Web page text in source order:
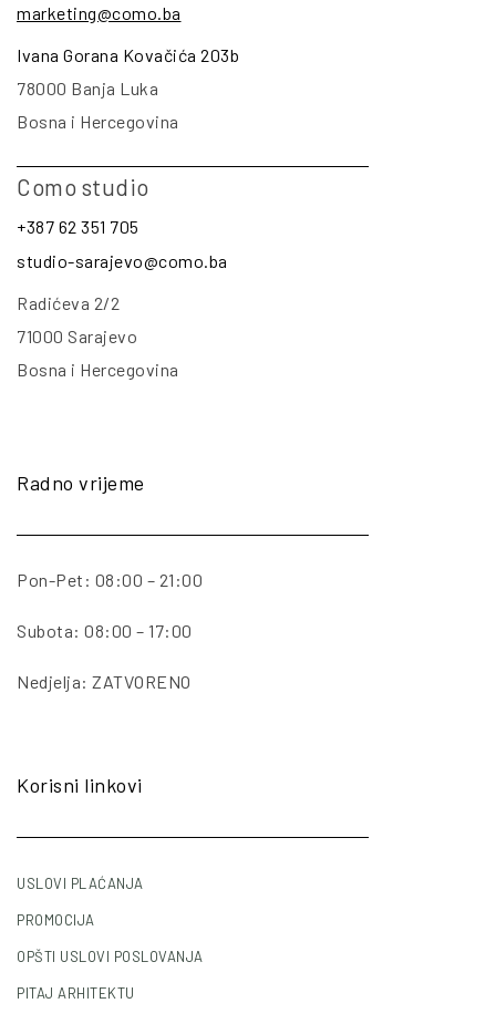
marketing@como.ba
Ivana Gorana Kovačića 203b
78000 Banja Luka
Bosna i Hercegovina
Como studio
+387 62 351 705
studio-sarajevo@como.ba
Radićeva 2/2
71000 Sarajevo
Bosna i Hercegovina
Radno vrijeme
Pon-Pet: 08:00 – 21:00
Subota: 08:00 – 17:00
Nedjelja: ZATVORENO
Korisni linkovi
USLOVI PLAĆANJA
PROMOCIJA
OPŠTI USLOVI POSLOVANJA
PITAJ ARHITEKTU